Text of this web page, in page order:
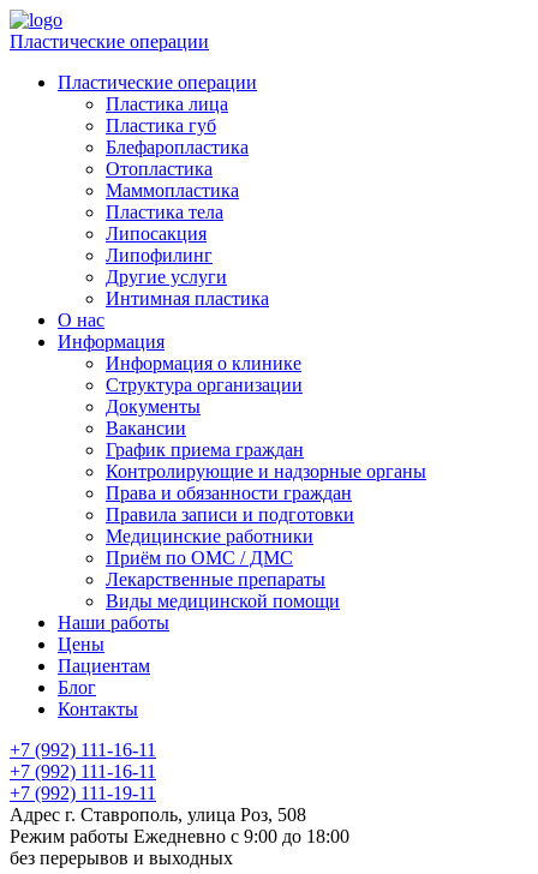
Пластические операции
Пластические операции
Пластика лица
Пластика губ
Блефаропластика
Отопластика
Маммопластика
Пластика тела
Липосакция
Липофилинг
Другие услуги
Интимная пластика
О нас
Информация
Информация о клинике
Структура организации
Документы
Вакансии
График приема граждан
Контролирующие и надзорные органы
Права и обязанности граждан
Правила записи и подготовки
Медицинские работники
Приём по ОМС / ДМС
Лекарственные препараты
Виды медицинской помощи
Наши работы
Цены
Пациентам
Блог
Контакты
+7 (992) 111-16-11
+7 (992) 111-16-11
+7 (992) 111-19-11
Адрес г. Ставрополь, улица Роз, 508
Режим работы Ежедневно с 9:00 до 18:00
без перерывов и выходных